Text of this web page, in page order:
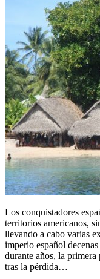
Los conquistadores
territorios americanos,
llevando a cabo varias
imperio español
durante años, la
tras la pérdida…